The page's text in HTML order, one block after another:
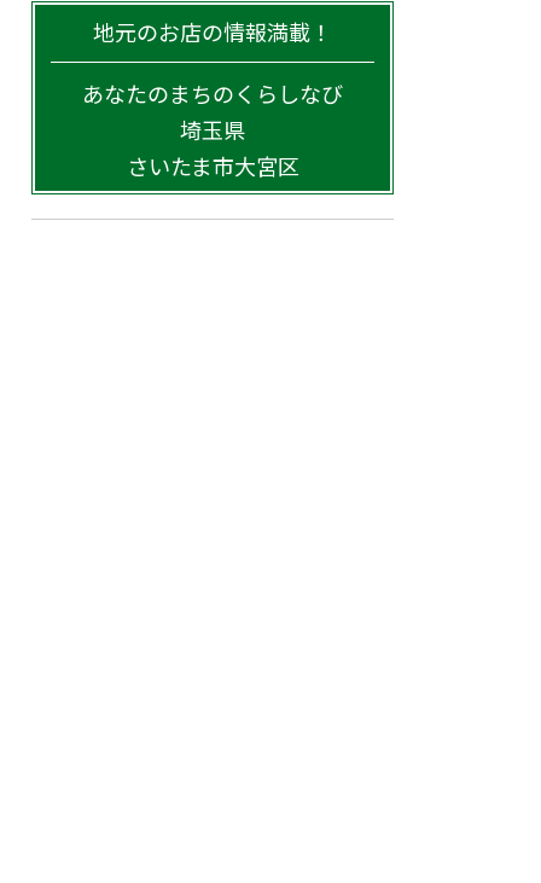
地元のお店の情報満載！
あなたのまちのくらしなび
埼玉県
さいたま市大宮区